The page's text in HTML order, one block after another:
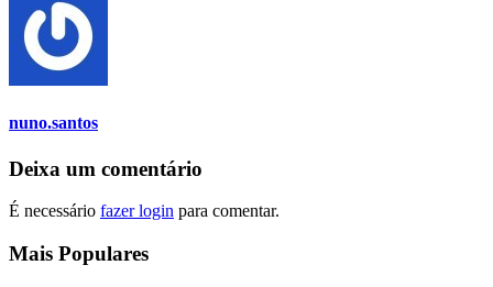
nuno.santos
Deixa um comentário
É necessário fazer login para comentar.
Mais Populares